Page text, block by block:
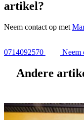
artikel?
Neem contact op met
0714092570 Neem
Andere